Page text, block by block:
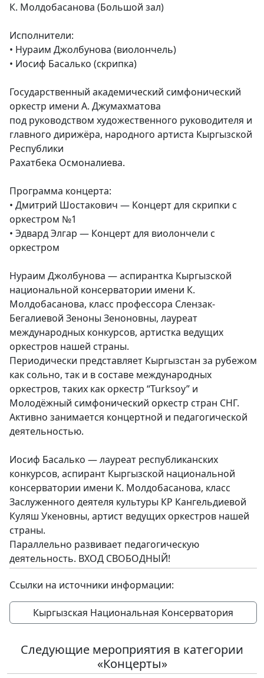
К. Молдобасанова (Большой зал)
Исполнители:
• Нураим Джолбунова (виолончель)
• Иосиф Басалько (скрипка)
Государственный академический симфонический
оркестр имени А. Джумахматова
под руководством художественного руководителя и
главного дирижёра, народного артиста Кыргызской
Республики
Рахатбека Осмоналиева.
Программа концерта:
• Дмитрий Шостакович — Концерт для скрипки с
оркестром №1
• Эдвард Элгар — Концерт для виолончели с
оркестром
Нураим Джолбунова — аспирантка Кыргызской
национальной консерватории имени К.
Молдобасанова, класс профессора Слензак-
Бегалиевой Зеноны Зеноновны, лауреат
международных конкурсов, артистка ведущих
оркестров нашей страны.
Периодически представляет Кыргызстан за рубежом
как сольно, так и в составе международных
оркестров, таких как оркестр “Turksoy” и
Молодёжный симфонический оркестр стран СНГ.
Активно занимается концертной и педагогической
деятельностью.
Иосиф Басалько — лауреат республиканских
конкурсов, аспирант Кыргызской национальной
консерватории имени К. Молдобасанова, класс
Заслуженного деятеля культуры КР Кангельдиевой
Куляш Укеновны, артист ведущих оркестров нашей
страны.
Параллельно развивает педагогическую
деятельность. ВХОД СВОБОДНЫЙ!
Ссылки на источники информации:
Кыргызская Национальная Консерватория
Следующие мероприятия в категории
«Концерты»